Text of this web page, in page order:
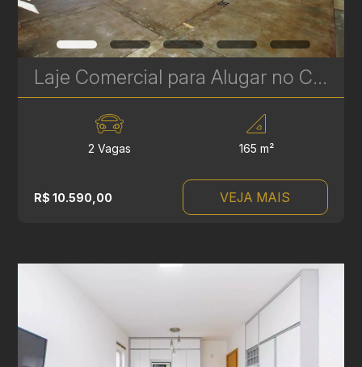
Laje Comercial para Alugar no Centro de Curitiba – 165 m² no Edifício Felipe Zenedin | Ref 1822
2 Vagas 165 m²
R$ 10.590,00 VEJA MAIS